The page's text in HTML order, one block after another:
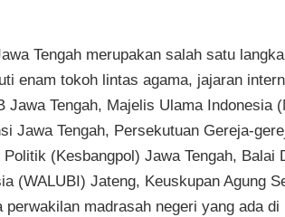
Tengah merupakan salah satu
enam tokoh lintas agama, jajaran
Jawa Tengah, Majelis Ulama Indonesia
Jawa Tengah, Persekutuan Gereja-
Politik (Kesbangpol) Jawa Tengah,
(WALUBI) Jateng, Keuskupan Agung
perwakilan madrasah negeri yang ada di